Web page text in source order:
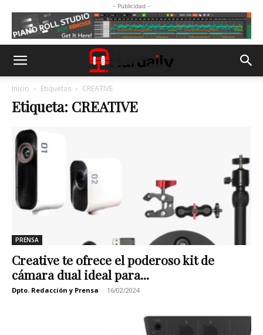
- Publicidad -
Inicio Etiquetas CREATIVE
Etiqueta: CREATIVE
PRENSA
Creative te ofrece el poderoso kit de
cámara dual ideal para...
Dpto. Redacción y Prensa - 16/02/2024